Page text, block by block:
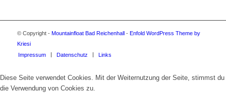
© Copyright - Mountainfloat Bad Reichenhall - Enfold WordPress Theme by
Kriesi
Impressum
Datenschutz Links
Diese Seite verwendet Cookies. Mit der Weiternutzung der Seite, stimmst du
die Verwendung von Cookies zu.